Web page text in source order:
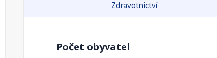
Zdravotnictví
Počet obyvatel